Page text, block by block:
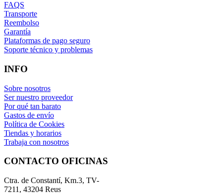
FAQS
Transporte
Reembolso
Garantía
Plataformas de pago seguro
Soporte técnico y problemas
INFO
Sobre nosotros
Ser nuestro proveedor
Por qué tan barato
Gastos de envío
Política de Cookies
Tiendas y horarios
Trabaja con nosotros
CONTACTO OFICINAS
Ctra. de Constantí, Km.3, TV-
7211, 43204 Reus